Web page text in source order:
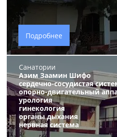
Подробнее
Санатории
Азим Заамин Шифо
сердечно-сосудистая
опорно-двигательный
урология
гинекология
органы дыхания
нервная система